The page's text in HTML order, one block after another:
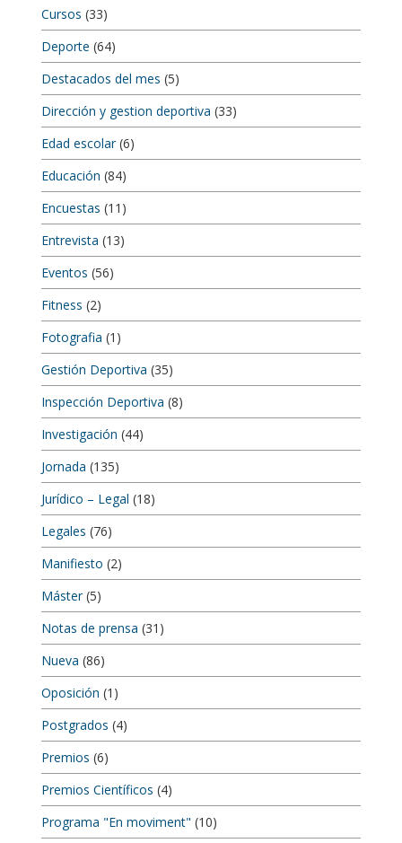
Cursos (33)
Deporte (64)
Destacados del mes (5)
Dirección y gestion deportiva (33)
Edad escolar(6)
Educación (84)
Encuestas (11)
Entrevista (13)
Eventos (56)
Fitness (2)
Fotografia (1)
Gestión Deportiva (35)
Inspección Deportiva (8)
Investigación (44)
Jornada (135)
Jurídico – Legal (18)
Legales (76)
Manifiesto (2)
Máster(5)
Notas de prensa (31)
Nueva (86)
Oposición (1)
Postgrados (4)
Premios (6)
Premios Científicos (4)
Programa "En moviment" (10)